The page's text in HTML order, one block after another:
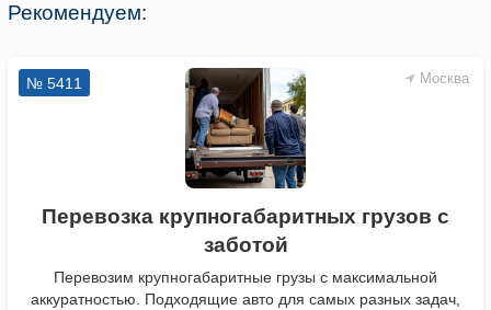
Рекомендуем:
Москва
№ 5411
Перевозка крупногабаритных грузов с
заботой
Перевозим крупногабаритные грузы с максимальной
аккуратностью. Подходящие авто для самых разных задач,